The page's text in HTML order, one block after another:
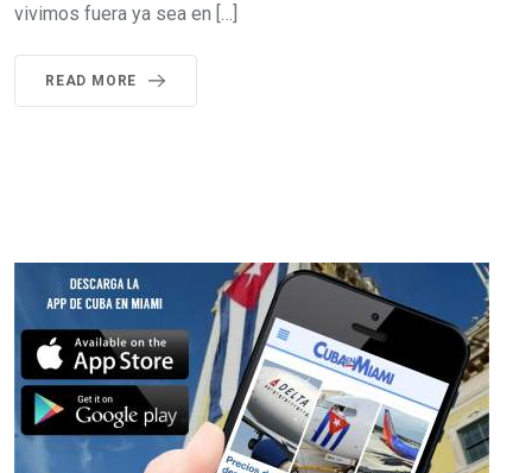
vivimos fuera ya sea en […]
READ MORE